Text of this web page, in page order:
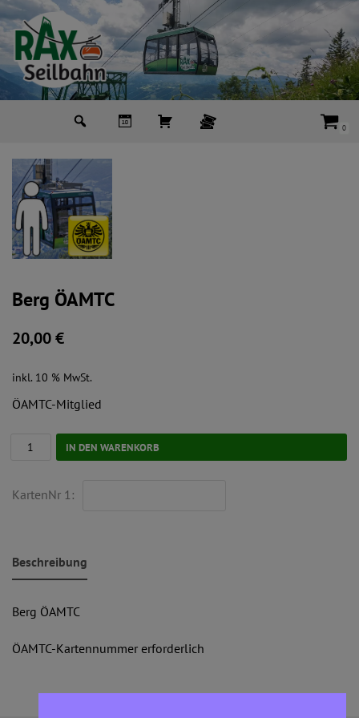
Zum
Inhalt
springen
0
Berg ÖAMTC
20,00€
inkl. 10 % MwSt.
ÖAMTC-Mitglied
IN DEN WARENKORB
KartenNr 1:
Beschreibung
Berg ÖAMTC
ÖAMTC-Kartennummer erforderlich